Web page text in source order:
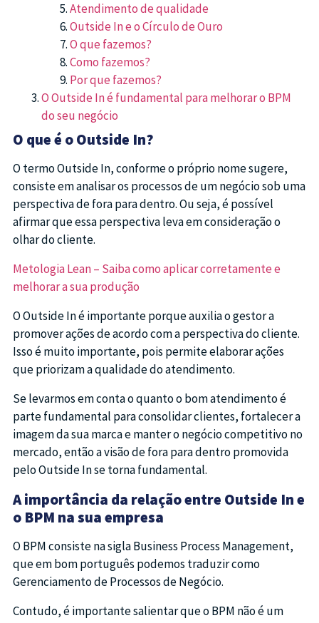
Atendimento de qualidade
Outside In e o Círculo de Ouro
O que fazemos?
Como fazemos?
Por que fazemos?
O Outside In é fundamental para melhorar o BPM
do seu negócio
O que é o Outside In?
O termo Outside In, conforme o próprio nome sugere,
consiste em analisar os processos de um negócio sob uma
perspectiva de fora para dentro. Ou seja, é possível
afirmar que essa perspectiva leva em consideração o
olhar do cliente.
Metologia Lean – Saiba como aplicar corretamente e
melhorar a sua produção
O Outside In é importante porque auxilia o gestor a
promover ações de acordo com a perspectiva do cliente.
Isso é muito importante, pois permite elaborar ações
que priorizam a qualidade do atendimento.
Se levarmos em conta o quanto o bom atendimento é
parte fundamental para consolidar clientes, fortalecer a
imagem da sua marca e manter o negócio competitivo no
mercado, então a visão de fora para dentro promovida
pelo Outside In se torna fundamental.
A importância da relação entre Outside In e
o BPM na sua empresa
O BPM consiste na sigla Business Process Management,
que em bom português podemos traduzir como
Gerenciamento de Processos de Negócio.
Contudo, é importante salientar que o BPM não é um